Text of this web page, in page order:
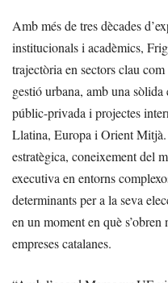
Amb més de tres dècades
institucionals i acadèmics,
trajectòria en sectors clau
gestió urbana, amb una
públic-privada i projectes
Llatina, Europa i Orient
estratègica, coneixement del
executiva en entorns
determinants per a la seva
en un moment en què
empreses catalanes.